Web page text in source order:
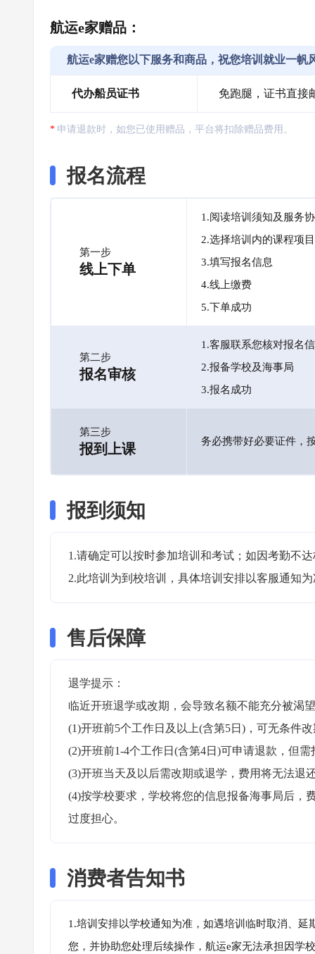
航运e家赠品：
航运e家赠您以下服务和商品，祝您培训就业一帆
代办船员证书 免跑腿，证书直接
申请退款时，如您已使用赠品，平台将扣除赠品费用。
报名流程
第一步
线上下单
1.阅读培训须知及服务
2.选择培训内的课程项目
3.填写报名信息
4.线上缴费
5.下单成功
第二步
报名审核
1.客服联系您核对报名
2.报备学校及海事局
3.报名成功
第三步
报到上课 务必携带好必要证件，
报到须知
1.请确定可以按时参加培训和考试；如因考勤不
2.此培训为到校培训，具体培训安排以客服通知
售后保障
退学提示：
临近开班退学或改期，会导致名额不能充分被渴
(1)开班前5个工作日及以上(含第5日)，可无条件
(2)开班前1-4个工作日(含第4日)可申请退款，但
(3)开班当天及以后需改期或退学，费用将无法退
(4)按学校要求，学校将您的信息报备海事局后，
过度担心。
消费者告知书
1.培训安排以学校通知为准，如遇培训临时取消、
您，并协助您处理后续操作，航运e家无法承担因学